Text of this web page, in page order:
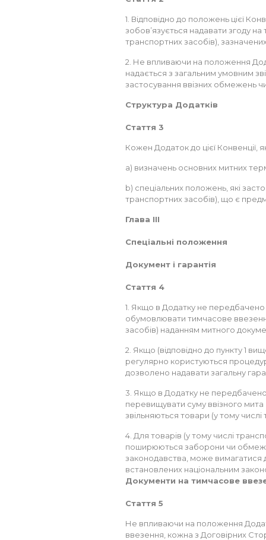
1. Відповідно до положень цієї
зобов’язується надавати згоду
транспортних засобів),
2. Не впливаючи на положення
надається з загальним умовним
застосування ввізних обмежень
Структура Додатків
Стаття 3
Кожен Додаток до цієї Конвенції,
а) визначень основних митних
b) спеціальних положень, які
транспортних засобів), що є
Глава III
Спеціальні положення
Документ і гарантія
Стаття 4
1. Якщо в Додатку не передбачено
обумовлювати тимчасове
засобів) наданням митного
2. Якщо (відповідно до пункту 1
регулярно користуються
дозволено надавати загальну
3. Якщо в Додатку не
перевищувати суму ввізного мита
звільняються товари (у тому
4. Для товарів (у тому числі
поширюються заборони чи
законодавства, може вимагатися
встановлених національним
Документи на тимчасове
Стаття 5
Не впливаючи на положення
ввезення, кожна з Договірних